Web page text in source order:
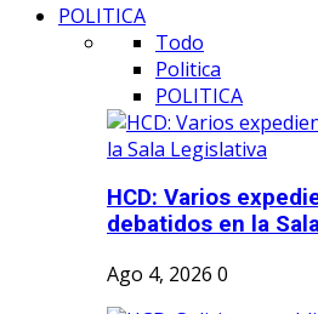
POLITICA
Todo
Politica
POLITICA
HCD: Varios
debatidos en la
Ago 4, 2026 0